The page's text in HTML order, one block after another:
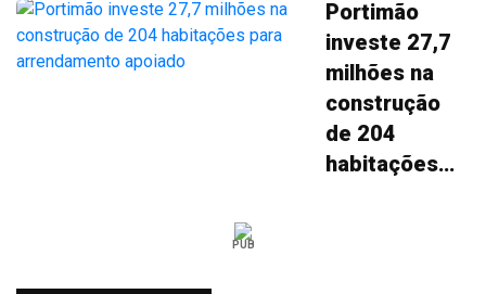
Portimão
investe 27,7
milhões na
construção
de 204
habitações
PUB